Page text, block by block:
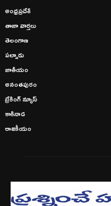
అంధ్రప్రదేశ్
తాజా వార్తలు
తెలంగాణ
పల్నాడు
జాతీయం
అనంతపురం
బ్రేకింగ్ న్యూస్
కాకినాడ
రాజకీయం